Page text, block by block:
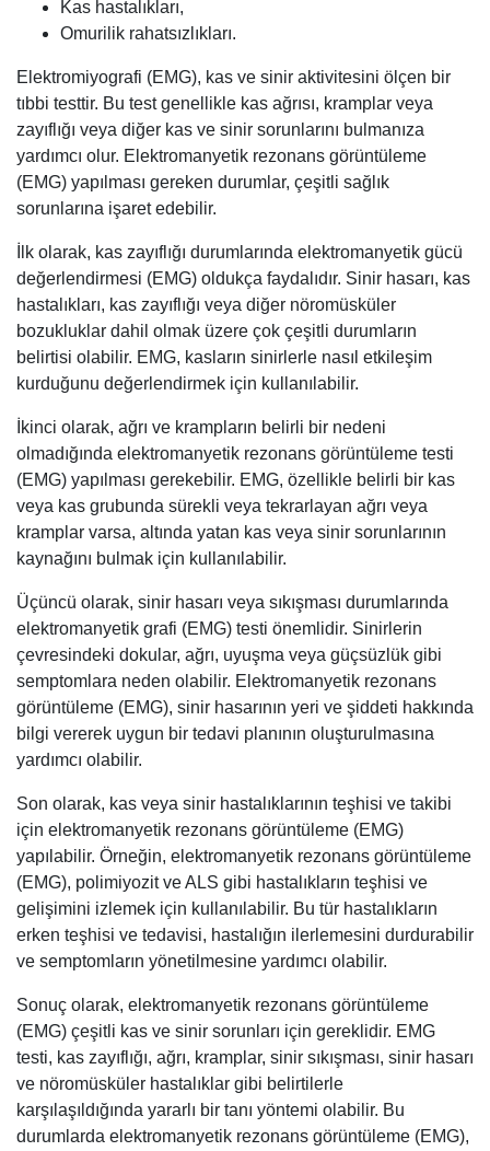
Kas hastalıkları,
Omurilik rahatsızlıkları.
Elektromiyografi (EMG), kas ve sinir aktivitesini ölçen bir
tıbbi testtir. Bu test genellikle kas ağrısı, kramplar veya
zayıflığı veya diğer kas ve sinir sorunlarını bulmanıza
yardımcı olur. Elektromanyetik rezonans görüntüleme
(EMG) yapılması gereken durumlar, çeşitli sağlık
sorunlarına işaret edebilir.
İlk olarak, kas zayıflığı durumlarında elektromanyetik gücü
değerlendirmesi (EMG) oldukça faydalıdır. Sinir hasarı, kas
hastalıkları, kas zayıflığı veya diğer nöromüsküler
bozukluklar dahil olmak üzere çok çeşitli durumların
belirtisi olabilir. EMG, kasların sinirlerle nasıl etkileşim
kurduğunu değerlendirmek için kullanılabilir.
İkinci olarak, ağrı ve krampların belirli bir nedeni
olmadığında elektromanyetik rezonans görüntüleme testi
(EMG) yapılması gerekebilir. EMG, özellikle belirli bir kas
veya kas grubunda sürekli veya tekrarlayan ağrı veya
kramplar varsa, altında yatan kas veya sinir sorunlarının
kaynağını bulmak için kullanılabilir.
Üçüncü olarak, sinir hasarı veya sıkışması durumlarında
elektromanyetik grafi (EMG) testi önemlidir. Sinirlerin
çevresindeki dokular, ağrı, uyuşma veya güçsüzlük gibi
semptomlara neden olabilir. Elektromanyetik rezonans
görüntüleme (EMG), sinir hasarının yeri ve şiddeti hakkında
bilgi vererek uygun bir tedavi planının oluşturulmasına
yardımcı olabilir.
Son olarak, kas veya sinir hastalıklarının teşhisi ve takibi
için elektromanyetik rezonans görüntüleme (EMG)
yapılabilir. Örneğin, elektromanyetik rezonans görüntüleme
(EMG), polimiyozit ve ALS gibi hastalıkların teşhisi ve
gelişimini izlemek için kullanılabilir. Bu tür hastalıkların
erken teşhisi ve tedavisi, hastalığın ilerlemesini durdurabilir
ve semptomların yönetilmesine yardımcı olabilir.
Sonuç olarak, elektromanyetik rezonans görüntüleme
(EMG) çeşitli kas ve sinir sorunları için gereklidir. EMG
testi, kas zayıflığı, ağrı, kramplar, sinir sıkışması, sinir hasarı
ve nöromüsküler hastalıklar gibi belirtilerle
karşılaşıldığında yararlı bir tanı yöntemi olabilir. Bu
durumlarda elektromanyetik rezonans görüntüleme (EMG),